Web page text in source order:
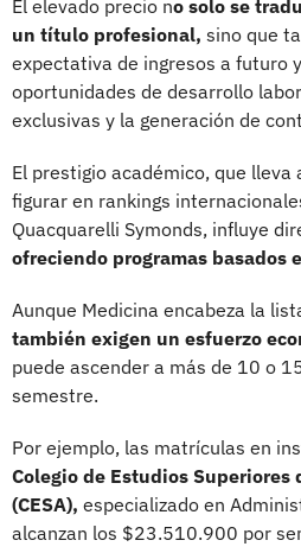
El elevado precio no solo se
un título profesional, sino que
expectativa de ingresos a futuro
oportunidades de desarrollo
exclusivas y la generación de
El prestigio académico, que
figurar en rankings
Quacquarelli Symonds, influye
ofreciendo programas basados
Aunque Medicina encabeza la
también exigen un esfuerzo
puede ascender a más de 10 o
semestre.
Por ejemplo, las matrículas en
Colegio de Estudios
(CESA), especializado en
alcanzan los $23.510.900 por